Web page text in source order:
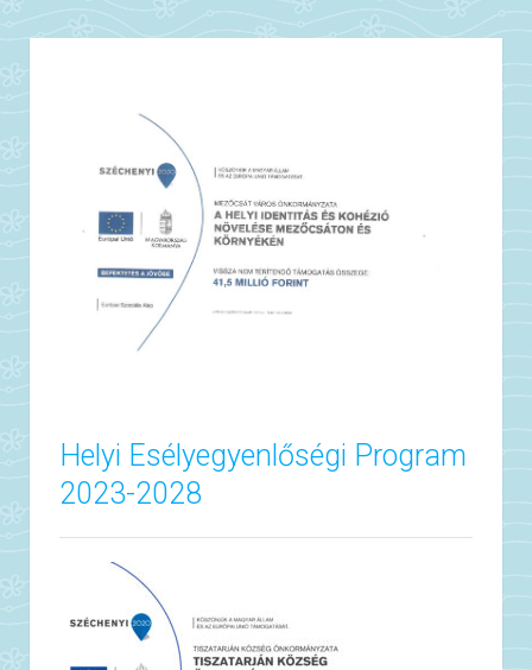
Helyi Esélyegyenlőségi Program
2023-2028